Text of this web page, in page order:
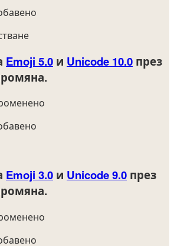
Emoji 5.0 и Unicode 10.0 през
Emoji 3.0 и Unicode 9.0 през